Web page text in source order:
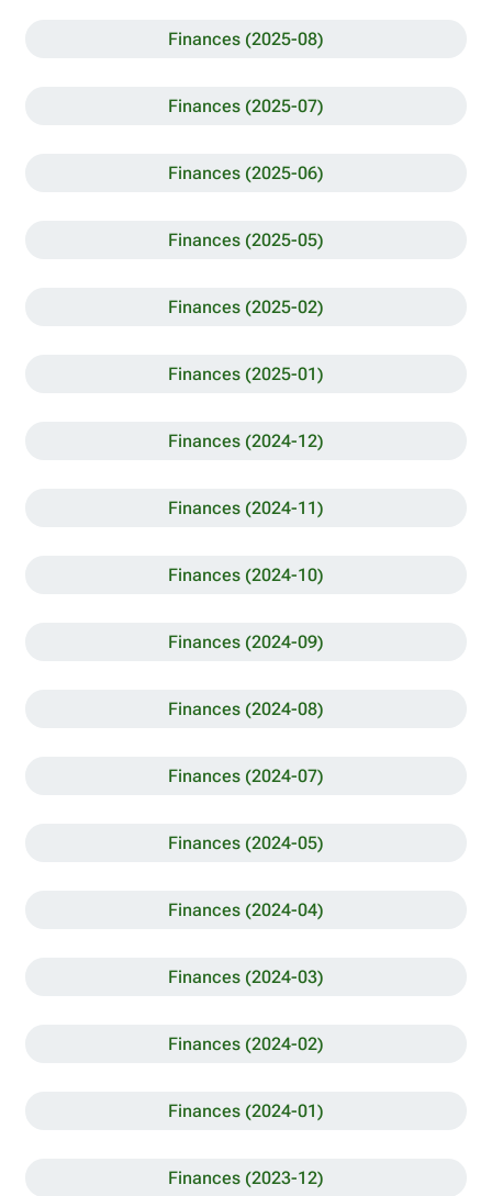
Finances (2025-08)
Finances (2025-07)
Finances (2025-06)
Finances (2025-05)
Finances (2025-02)
Finances (2025-01)
Finances (2024-12)
Finances (2024-11)
Finances (2024-10)
Finances (2024-09)
Finances (2024-08)
Finances (2024-07)
Finances (2024-05)
Finances (2024-04)
Finances (2024-03)
Finances (2024-02)
Finances (2024-01)
Finances (2023-12)